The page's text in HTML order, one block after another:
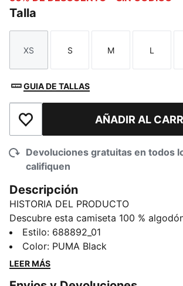
Talla
Talla
XS
Talla
S
Talla
M
Talla
L
GUIA DE TALLAS
Añadir a la lista de deseos
AÑADIR AL
Devoluciones gratuitas en todos
califiquen
Descripción
HISTORIA DEL PRODUCTO
Descubre esta camiseta 100 %
tan cómodo como elegante. La marca
que llamarás la atención donde quiera
mientras que el ajuste regular de esta
Estilo: 688892_01
Color: PUMA Black
LEER MÁS